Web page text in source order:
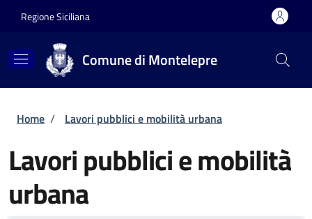
Regione Siciliana
Comune di Montelepre
Briciole di pane
Home / Lavori pubblici e mobilità urbana
Lavori pubblici e mobilità
urbana